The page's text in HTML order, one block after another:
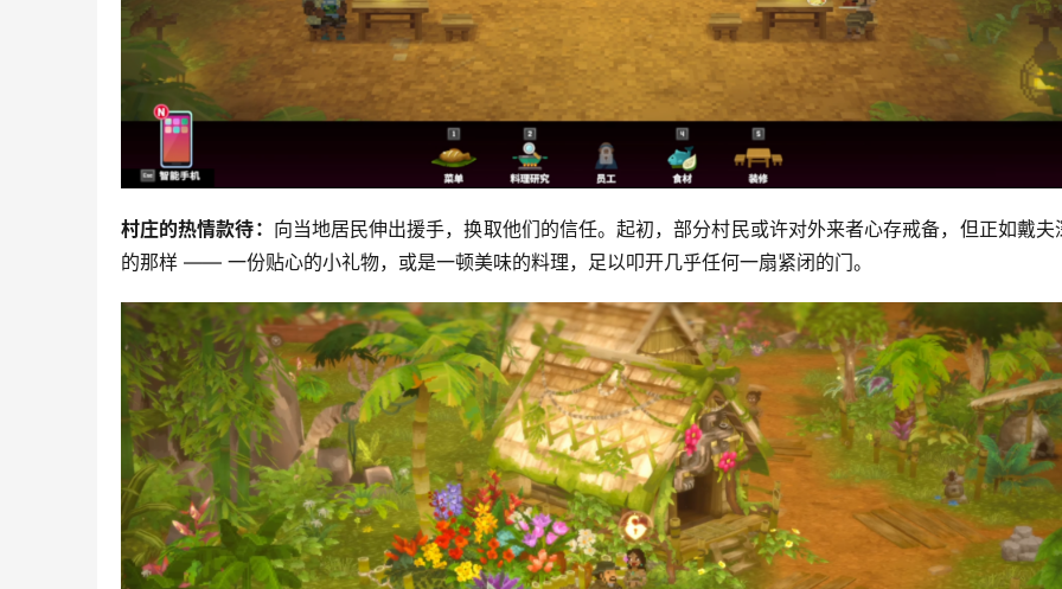
村庄的热情款待： 向当地居民伸出援手，换取他们的信任。起初，部分村民或许对外来者心存戒备，但正如戴夫
的那样 —— 一份贴心的小礼物，或是一顿美味的料理，足以叩开几乎任何一扇紧闭的门。